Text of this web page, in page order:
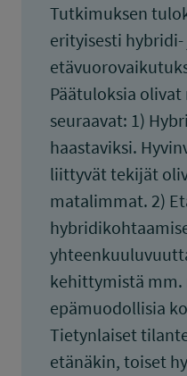
Tutkimuksen
erityisesti hybridi-
Päätuloksia olivat
seuraavat: 1)
haastaviksi.
liittyvät tekijät
matalimmat. 2)
kehittymistä mm.
epämuodollisia
Tietynlaiset
etänäkin, toiset